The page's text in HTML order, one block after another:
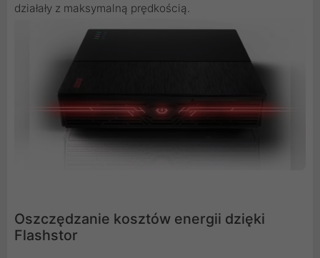
działały z maksymalną prędkością.
Oszczędzanie kosztów energii dzięki
Flashstor